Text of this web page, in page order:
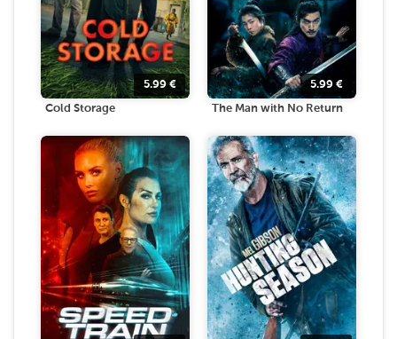
5.99 €
Cold Storage
5.99 €
The Man with No Return